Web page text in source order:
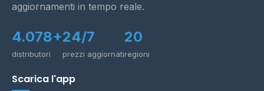
aggiornamenti in tempo reale.
4.078+
distributori
24/7
prezzi aggiornati
20
regioni
Scarica l'app